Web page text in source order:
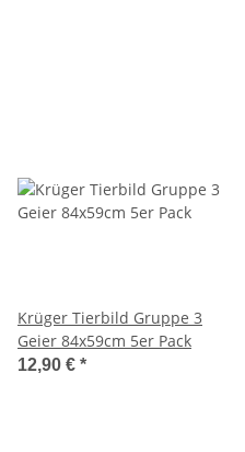
Krüger Tierbild Gruppe 3
Geier 84x59cm 5er Pack
12,90 € *